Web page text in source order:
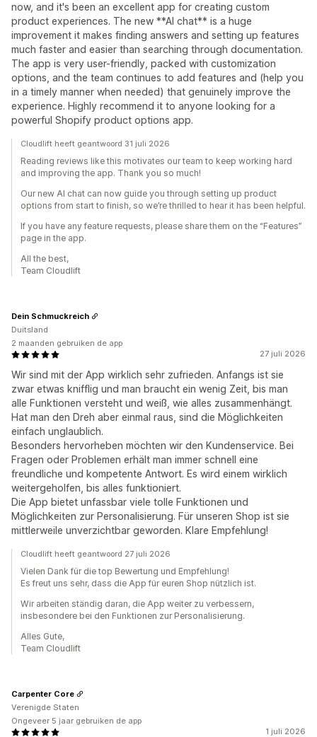
now, and it's been an excellent app for creating custom
product experiences. The new **AI chat** is a huge
improvement it makes finding answers and setting up features
much faster and easier than searching through documentation.
The app is very user-friendly, packed with customization
options, and the team continues to add features and (help you
in a timely manner when needed) that genuinely improve the
experience. Highly recommend it to anyone looking for a
powerful Shopify product options app.
Cloudlift heeft geantwoord 31 juli 2026
Reading reviews like this motivates our team to keep working hard
and improving the app. Thank you so much!
Our new AI chat can now guide you through setting up product
options from start to finish, so we’re thrilled to hear it has been helpful.
If you have any feature requests, please share them on the “Features”
page in the app.
All the best,
Team Cloudlift
27 juli 2026
Wir sind mit der App wirklich sehr zufrieden. Anfangs ist sie
zwar etwas knifflig und man braucht ein wenig Zeit, bis man
alle Funktionen versteht und weiß, wie alles zusammenhängt.
Hat man den Dreh aber einmal raus, sind die Möglichkeiten
einfach unglaublich.
Besonders hervorheben möchten wir den Kundenservice. Bei
Fragen oder Problemen erhält man immer schnell eine
freundliche und kompetente Antwort. Es wird einem wirklich
weitergeholfen, bis alles funktioniert.
Die App bietet unfassbar viele tolle Funktionen und
Möglichkeiten zur Personalisierung. Für unseren Shop ist sie
mittlerweile unverzichtbar geworden. Klare Empfehlung!
Dein Schmuckreich
Duitsland
2 maanden gebruiken de app
Cloudlift heeft geantwoord 27 juli 2026
Vielen Dank für die top Bewertung und Empfehlung!
Es freut uns sehr, dass die App für euren Shop nützlich ist.
Wir arbeiten ständig daran, die App weiter zu verbessern,
insbesondere bei den Funktionen zur Personalisierung.
Alles Gute,
Team Cloudlift
1 juli 2026
Carpenter Core
Verenigde Staten
Ongeveer 5 jaar gebruiken de app